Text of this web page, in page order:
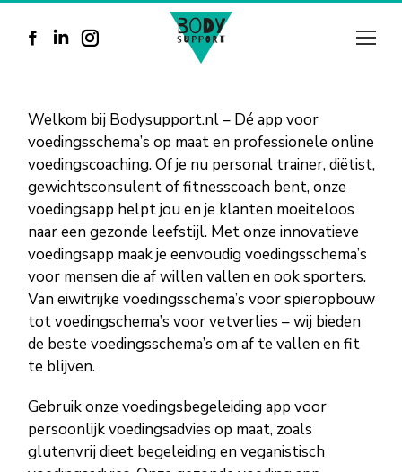
Facebook
in
new
window
Linkedin
in
new
window
Instagram
in
new
window
Welkom bij Bodysupport.nl – Dé app voor
voedingsschema’s op maat en professionele online
voedingscoaching. Of je nu personal trainer, diëtist,
gewichtsconsulent of fitnesscoach bent, onze
voedingsapp helpt jou en je klanten moeiteloos
naar een gezonde leefstijl. Met onze innovatieve
voedingsapp maak je eenvoudig voedingsschema’s
voor mensen die af willen vallen en ook sporters.
Van eiwitrijke voedingsschema’s voor spieropbouw
tot voedingschema’s voor vetverlies – wij bieden
de beste voedingsschema’s om af te vallen en fit
te blijven.
Gebruik onze voedingsbegeleiding app voor
persoonlijk voedingsadvies op maat, zoals
glutenvrij dieet begeleiding en veganistisch